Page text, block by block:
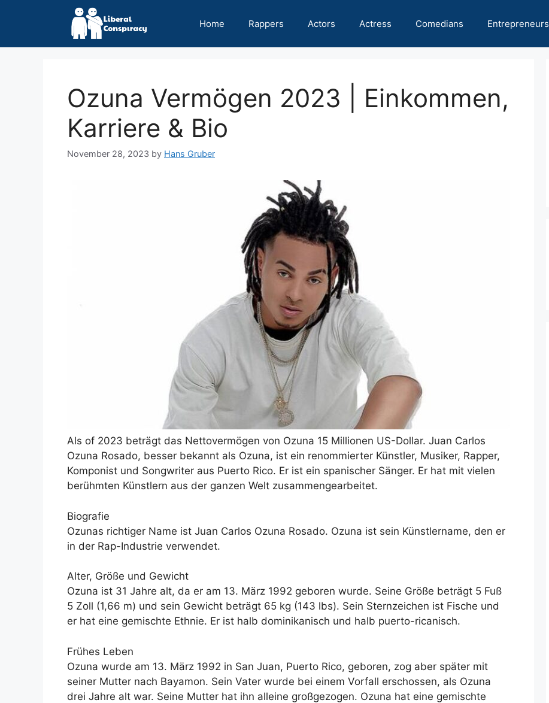
Home Rappers Actors Actress Comedians Entrepreneurs
Ozuna Vermögen 2023 | Einkommen,
Karriere & Bio
November 28, 2023 by Hans Gruber
Als of 2023 beträgt das Nettovermögen von Ozuna 15 Millionen US-Dollar. Juan Carlos
Ozuna Rosado, besser bekannt als Ozuna, ist ein renommierter Künstler, Musiker, Rapper,
Komponist und Songwriter aus Puerto Rico. Er ist ein spanischer Sänger. Er hat mit vielen
berühmten Künstlern aus der ganzen Welt zusammengearbeitet.
Biografie
Ozunas richtiger Name ist Juan Carlos Ozuna Rosado. Ozuna ist sein Künstlername, den er
in der Rap-Industrie verwendet.
Alter, Größe und Gewicht
Ozuna ist 31 Jahre alt, da er am 13. März 1992 geboren wurde. Seine Größe beträgt 5 Fuß
5 Zoll (1,66 m) und sein Gewicht beträgt 65 kg (143 lbs). Sein Sternzeichen ist Fische und
er hat eine gemischte Ethnie. Er ist halb dominikanisch und halb puerto-ricanisch.
Frühes Leben
Ozuna wurde am 13. März 1992 in San Juan, Puerto Rico, geboren, zog aber später mit
seiner Mutter nach Bayamon. Sein Vater wurde bei einem Vorfall erschossen, als Ozuna
drei Jahre alt war. Seine Mutter hat ihn alleine großgezogen. Ozuna hat eine gemischte